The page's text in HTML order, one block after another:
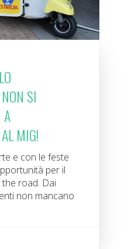
SI
A
MIG!
e con le feste
per il
road. Dai
non mancano